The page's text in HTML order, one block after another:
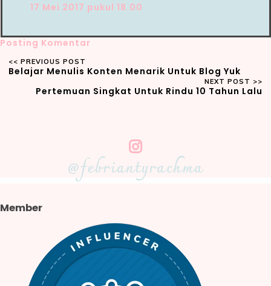
17 Mei 2017 pukul 18.00
Posting Komentar
Belajar Menulis Konten Menarik Untuk Blog Yuk
Pertemuan Singkat Untuk Rindu 10 Tahun Lalu
@febriantyrachma
Member